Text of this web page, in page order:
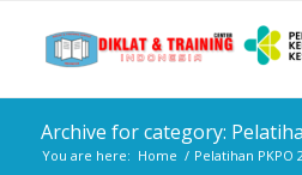
Archive for category:
You are here: Home / Pelatihan PKPO